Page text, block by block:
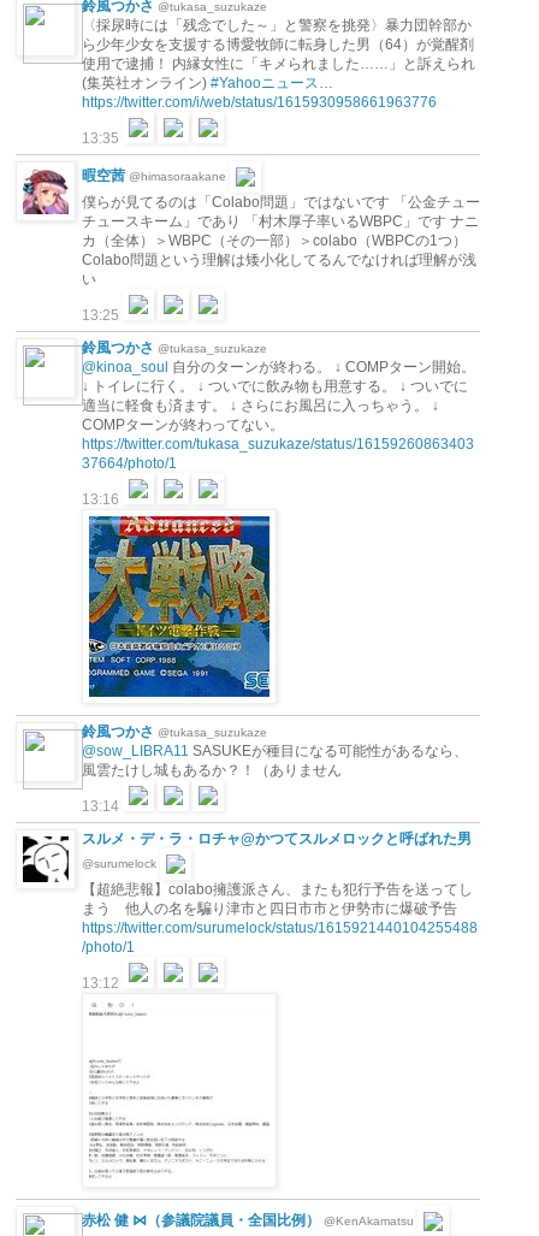
鈴風つかさ @tukasa_suzukaze
〈採尿時には「残念でした～」と警察を挑発〉暴力団幹部か
ら少年少女を支援する博愛牧師に転身した男（64）が覚醒剤
使用で逮捕！ 内縁女性に「キメられました……」と訴えられ
(集英社オンライン) #Yahooニュース
https://twitter.com/i/web/status/1615930958661963776
13:35
暇空茜 @himasoraakane
僕らが見てるのは「Colabo問題」ではないです 「公金チュー
チュースキーム」であり 「村木厚子率いるWBPC」です ナニ
カ（全体）＞WBPC（その一部）＞colabo（WBPCの1つ）
Colabo問題という理解は矮小化してるんでなければ理解が浅
い
13:25
鈴風つかさ @tukasa_suzukaze
@kinoa_soul 自分のターンが終わる。 ↓ COMPターン開始。
↓ トイレに行く。 ↓ ついでに飲み物も用意する。 ↓ ついでに
適当に軽食も済ます。 ↓ さらにお風呂に入っちゃう。 ↓
COMPターンが終わってない。
https://twitter.com/tukasa_suzukaze/status/16159260863403
37664/photo/1
13:16
鈴風つかさ @tukasa_suzukaze
@sow_LIBRA11 SASUKEが種目になる可能性があるなら、
風雲たけし城もあるか？！（ありません
13:14
スルメ・デ・ラ・ロチャ@かつてスルメロックと呼ばれた男
@surumelock
【超絶悲報】colabo擁護派さん、またも犯行予告を送ってし
まう 他人の名を騙り津市と四日市市と伊勢市に爆破予告
https://twitter.com/surumelock/status/1615921440104255488
/photo/1
13:12
赤松 健 ⋈（参議院議員・全国比例） @KenAkamatsu